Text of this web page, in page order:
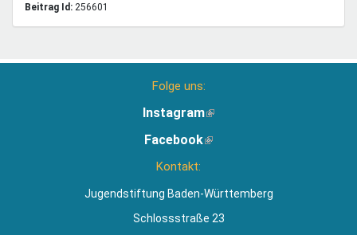
Beitrag Id: 256601
Folge uns:
Instagram(Link
extern)
Facebook(Link
Kontakt:
Jugendstiftung Baden-Württemberg
Schlossstraße 23